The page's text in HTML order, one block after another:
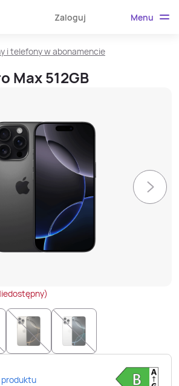
Zaloguj Menu
i telefony w abonamencie
Max 512GB